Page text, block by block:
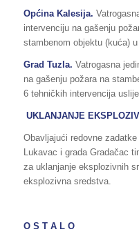
Općina Kalesija.
intervenciju na gašenju
stambenom objektu (kuća)
Grad Tuzla. Vatrogasna
na gašenju požara na
6 tehničkih intervencija
UKLANJANJE
Obavljajući redovne
Lukavac i grada Gradačac
za uklanjanje eksplozivnih
eksplozivna sredstva.
O S T A L O